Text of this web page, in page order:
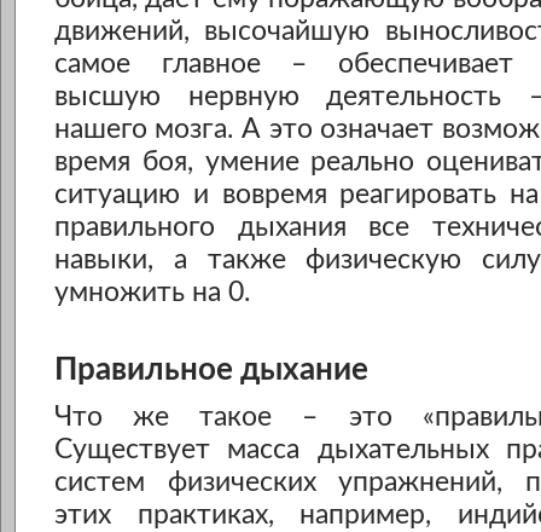
движений, высочайшую
самое главное – обеспечивает
высшую нервную деятельность –
нашего мозга. А это означает
время боя, умение реально
ситуацию и вовремя реагировать
правильного дыхания все
навыки, а также физическую
умножить на 0.
Правильное дыхание
Что же такое – это
Существует масса дыхательных
систем физических упражнений,
этих практиках, например,